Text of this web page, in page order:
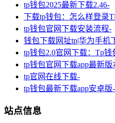
tp钱包2025最新下载2.46-
下载tp钱包：怎么样登录
tp钱包官网下载安装流程-
钱包下载网址tp|华为手机
tp钱包2.0官网下载：Tp
tp钱包官网下载app最新
tp官网在线下载-
tp钱包最新下载app安卓版-
站点信息